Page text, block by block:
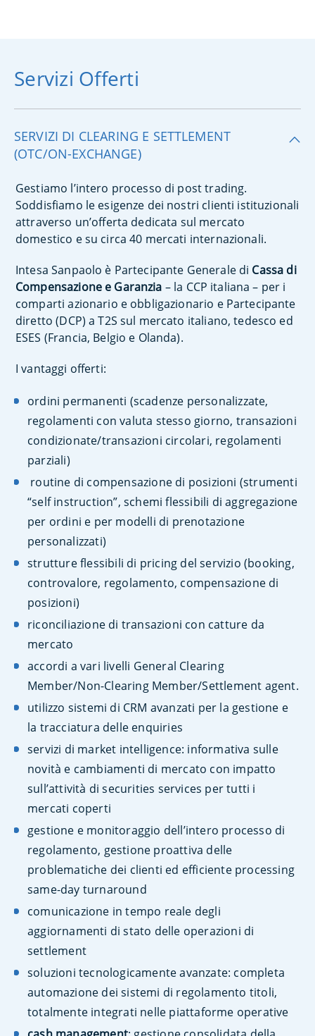
Servizi Offerti
SERVIZI DI CLEARING E SETTLEMENT
(OTC/ON-EXCHANGE)
Gestiamo l’intero processo di post trading.
Soddisfiamo le esigenze dei nostri clienti istituzionali
attraverso un’offerta dedicata sul mercato
domestico e su circa 40 mercati internazionali.
Intesa Sanpaolo è Partecipante Generale di Cassa di
Compensazione e Garanzia – la CCP italiana – per i
comparti azionario e obbligazionario e Partecipante
diretto (DCP) a T2S sul mercato italiano, tedesco ed
ESES (Francia, Belgio e Olanda).
I vantaggi offerti:
ordini permanenti (scadenze personalizzate,
regolamenti con valuta stesso giorno, transazioni
condizionate/transazioni circolari, regolamenti
parziali)
routine di compensazione di posizioni (strumenti
“self instruction”, schemi flessibili di aggregazione
per ordini e per modelli di prenotazione
personalizzati)
strutture flessibili di pricing del servizio (booking,
controvalore, regolamento, compensazione di
posizioni)
riconciliazione di transazioni con catture da
mercato
accordi a vari livelli General Clearing
Member/Non-Clearing Member/Settlement agent.
utilizzo sistemi di CRM avanzati per la gestione e
la tracciatura delle enquiries
servizi di market intelligence: informativa sulle
novità e cambiamenti di mercato con impatto
sull’attività di securities services per tutti i
mercati coperti
gestione e monitoraggio dell’intero processo di
regolamento, gestione proattiva delle
problematiche dei clienti ed efficiente processing
same-day turnaround
comunicazione in tempo reale degli
aggiornamenti di stato delle operazioni di
settlement
soluzioni tecnologicamente avanzate: completa
automazione dei sistemi di regolamento titoli,
totalmente integrati nelle piattaforme operative